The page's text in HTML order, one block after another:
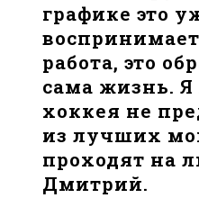
графике это
работа, это
сама жизнь. Я
хоккея не
из лучших
проходят на
Дмитрий.